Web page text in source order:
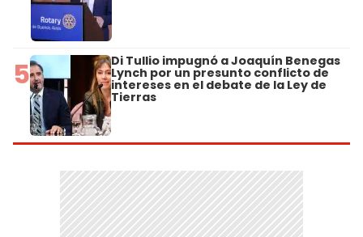
5 Di Tullio impugnó a Joaquín Benegas
Lynch por un presunto conflicto de
intereses en el debate de la Ley de
Tierras